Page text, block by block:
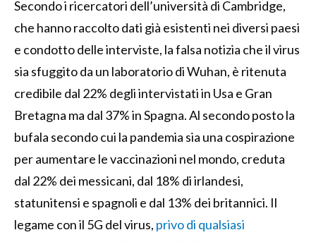
Secondo i ricercatori dell’università di Cambridge,
che hanno raccolto dati già esistenti nei diversi paesi
e condotto delle interviste, la falsa notizia che il virus
sia sfuggito da un laboratorio di Wuhan, è ritenuta
credibile dal 22% degli intervistati in Usa e Gran
Bretagna ma dal 37% in Spagna. Al secondo posto la
bufala secondo cui la pandemia sia una cospirazione
per aumentare le vaccinazioni nel mondo, creduta
dal 22% dei messicani, dal 18% di irlandesi,
statunitensi e spagnoli e dal 13% dei britannici. Il
legame con il 5G del virus, privo di qualsiasi